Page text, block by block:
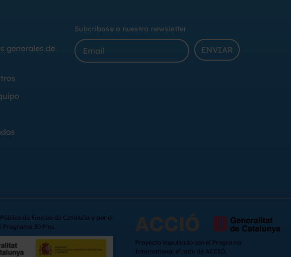
generales de
Subcribase a nuestra newsletter
ENVIAR
de Empleo de Cataluña y por el
Programa 30 Plus.
Proyecto impulsado con el Programa
International eTrade de ACCIÓ.